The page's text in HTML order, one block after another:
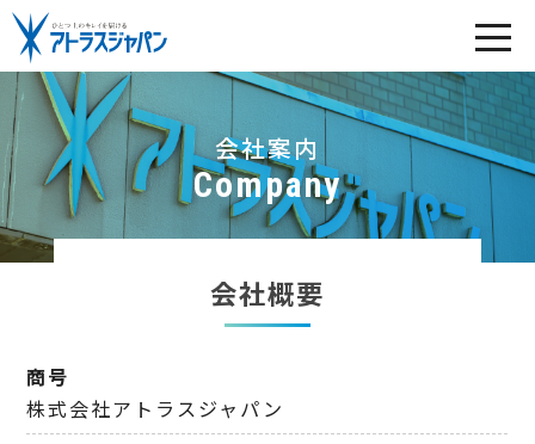
会社案内
Company
会社概要
商号
株式会社アトラスジャパン